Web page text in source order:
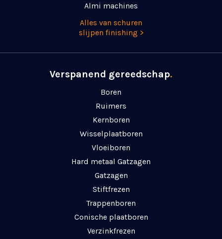
Almi machines
Alles van schuren
slijpen finishing >
Verspanend gereedschap.
Boren
Ruimers
Kernboren
Wisselplaatboren
Vloeiboren
Hard metaal Gatzagen
Gatzagen
Stiftfrezen
Trappenboren
Conische plaatboren
Verzinkfrezen